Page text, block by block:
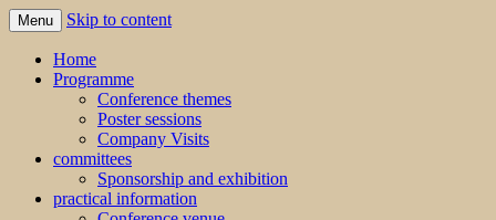
MS2013
Menu Skip to content
Home
Programme
Conference themes
Poster sessions
Company Visits
committees
Sponsorship and exhibition
practical information